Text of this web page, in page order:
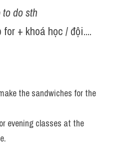
do sth
for + khoá học / đội....
the sandwiches for the
evening classes at the